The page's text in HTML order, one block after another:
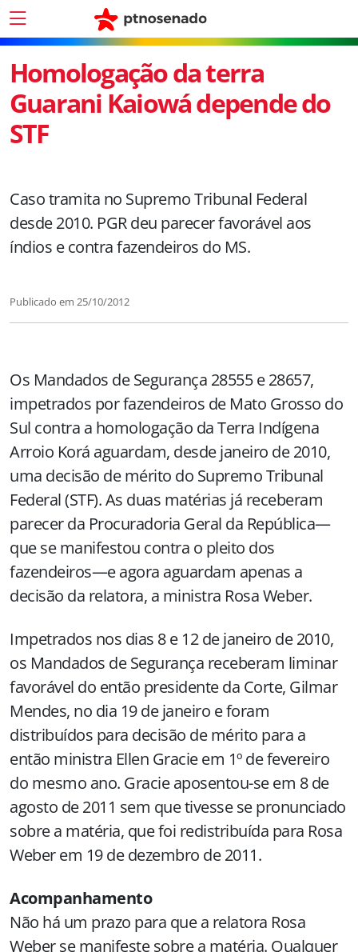
Homologação da terra
Guarani Kaiowá depende do
STF
Caso tramita no Supremo Tribunal Federal
desde 2010. PGR deu parecer favorável aos
índios e contra fazendeiros do MS.
Publicado em 25/10/2012
Os Mandados de Segurança 28555 e 28657,
impetrados por fazendeiros de Mato Grosso do
Sul contra a homologação da Terra Indígena
Arroio Korá aguardam, desde janeiro de 2010,
uma decisão de mérito do Supremo Tribunal
Federal (STF). As duas matérias já receberam
parecer da Procuradoria Geral da República—
que se manifestou contra o pleito dos
fazendeiros—e agora aguardam apenas a
decisão da relatora, a ministra Rosa Weber.
Impetrados nos dias 8 e 12 de janeiro de 2010,
os Mandados de Segurança receberam liminar
favorável do então presidente da Corte, Gilmar
Mendes, no dia 19 de janeiro e foram
distribuídos para decisão de mérito para a
então ministra Ellen Gracie em 1º de fevereiro
do mesmo ano. Gracie aposentou-se em 8 de
agosto de 2011 sem que tivesse se pronunciado
sobre a matéria, que foi redistribuída para Rosa
Weber em 19 de dezembro de 2011.
Acompanhamento
Não há um prazo para que a relatora Rosa
Weber se manifeste sobre a matéria. Qualquer